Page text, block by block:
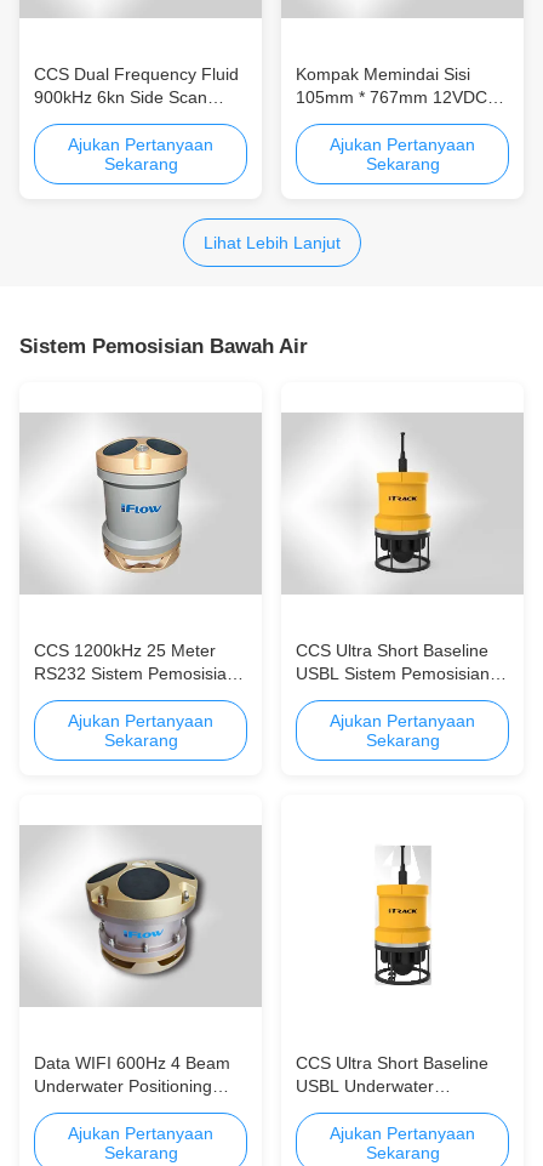
CCS Dual Frequency Fluid
900kHz 6kn Side Scan
Sonnar dengan Pengalihan
Frekuensi Real-time
Ajukan Pertanyaan
Sekarang
Kompak Memindai Sisi
105mm * 767mm 12VDC
CW / LFM Sonnar
Ajukan Pertanyaan
Sekarang
Lihat Lebih Lanjut
Sistem Pemosisian Bawah Air
CCS 1200kHz 25 Meter
RS232 Sistem Pemosisian
Bawah Air Akurasi Tinggi
Hemat biaya
Ajukan Pertanyaan
Sekarang
CCS Ultra Short Baseline
USBL Sistem Pemosisian
Bawah Air Hemat biaya
Ajukan Pertanyaan
Sekarang
Data WIFI 600Hz 4 Beam
Underwater Positioning
System Profil Kecepatan
hingga 75 meter Akurasi
Tinggi
Ajukan Pertanyaan
Sekarang
CCS Ultra Short Baseline
USBL Underwater
Positioning System Hemat
BiayaAjukan Pertanyaan
Sekarang